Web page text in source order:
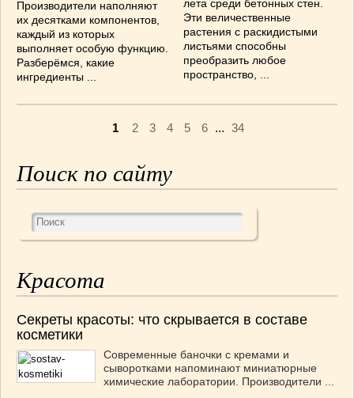
Производители наполняют
их десятками компонентов,
каждый из которых
выполняет особую функцию.
Разберёмся, какие
ингредиенты ...
лета среди бетонных стен.
Эти величественные
растения с раскидистыми
листьями способны
преобразить любое
пространство, ...
1 2 3 4 5 6 ... 34
Поиск по сайту
Красота
Секреты красоты: что скрывается в составе
косметики
Современные баночки с кремами и
сыворотками напоминают миниатюрные
химические лаборатории. Производители ...